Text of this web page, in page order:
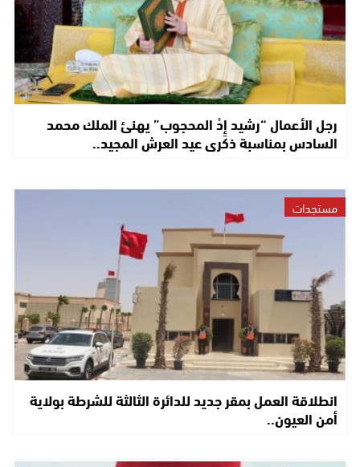
رجل الأعمال “رشيد إِدْ المحجوب” يهنئ الملك محمد
السادس بمناسبة ذكرى عيد العرش المجيد..
مستجدات
انطلاقة العمل بمقر جديد للدائرة الثالثة للشرطة بولاية
أمن العيون..